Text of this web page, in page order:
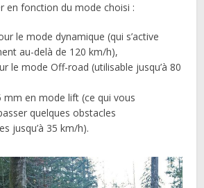
en fonction du mode choisi :
le mode dynamique (qui s’active
au-delà de 120 km/h),
le mode Off-road (utilisable jusqu’à 80
mm en mode lift (ce qui vous
quelques obstacles
jusqu’à 35 km/h).